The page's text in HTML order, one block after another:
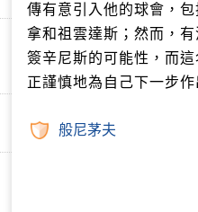
傳有意引入他的球會，
拿和祖雲達斯；然而，
簽辛尼斯的可能性，而
正謹慎地為自己下一步作
般尼茅夫